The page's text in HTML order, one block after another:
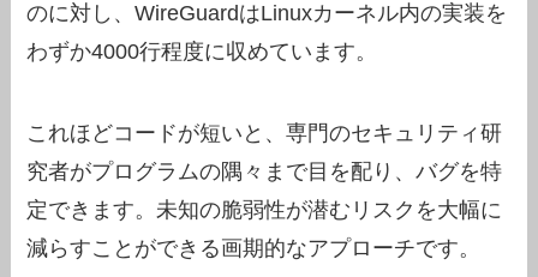
のに対し、WireGuardはLinuxカーネル内の実装を
わずか4000行程度に収めています。
これほどコードが短いと、専門のセキュリティ研
究者がプログラムの隅々まで目を配り、バグを特
定できます。未知の脆弱性が潜むリスクを大幅に
減らすことができる画期的なアプローチです。